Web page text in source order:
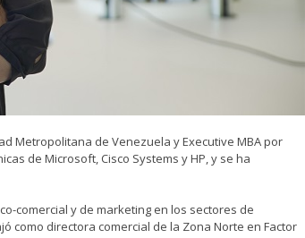
Metropolitana de Venezuela y Executive MBA por
de Microsoft, Cisco Systems y HP, y se ha
comercial y de marketing en los sectores de
como directora comercial de la Zona Norte en Factor